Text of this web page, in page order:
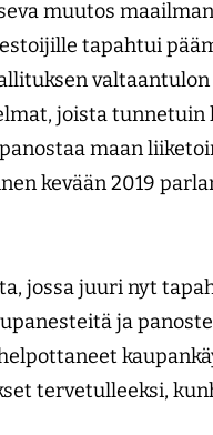
muutos
tapahtui
valtaantulon
joista tunnetuin
maan
kevään 2019
jossa juuri nyt
ja
tervetulleeksi,